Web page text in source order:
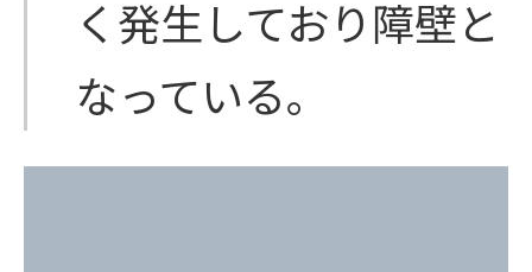
く発生しており障壁と
なっている。